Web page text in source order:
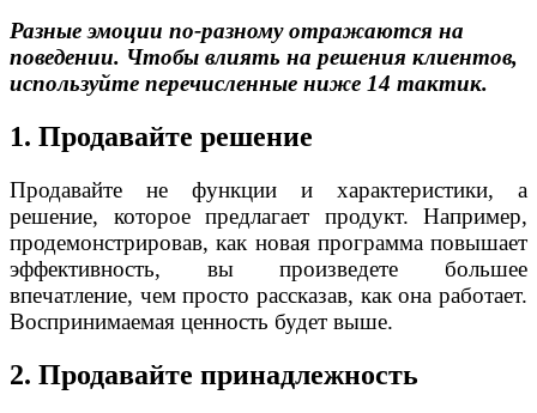
Разные эмоции по-разному отражаются на
поведении. Чтобы влиять на решения клиентов,
используйте перечисленные ниже 14 тактик.
1. Продавайте решение
Продавайте не функции и характеристики, а
решение, которое предлагает продукт. Например,
продемонстрировав, как новая программа повышает
эффективность, вы произведете большее
впечатление, чем просто рассказав, как она работает.
Воспринимаемая ценность будет выше.
2. Продавайте принадлежность